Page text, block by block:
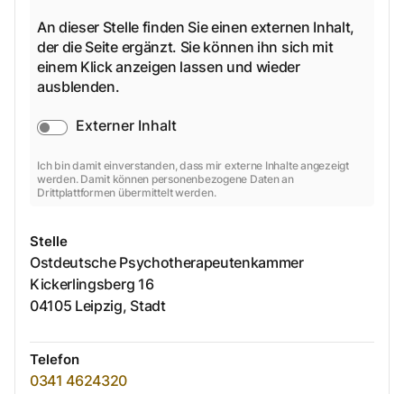
An dieser Stelle finden Sie einen externen Inhalt,
der die Seite ergänzt. Sie können ihn sich mit
einem Klick anzeigen lassen und wieder
ausblenden.
Externer Inhalt
Ich bin damit einverstanden, dass mir externe Inhalte angezeigt
werden. Damit können personenbezogene Daten an
Drittplattformen übermittelt werden.
Stelle
Ostdeutsche Psychotherapeutenkammer
Kickerlingsberg 16
04105 Leipzig, Stadt
Telefon
0341 4624320